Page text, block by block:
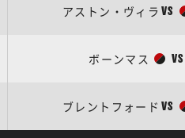
アストン・ヴィラ VS
ボーンマス VS
ブレントフォード VS